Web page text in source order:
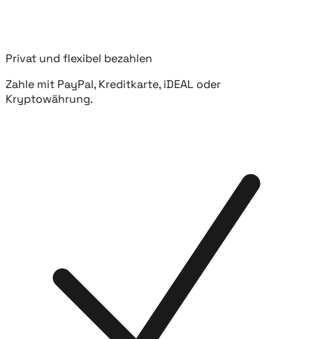
Privat und flexibel bezahlen
Zahle mit PayPal, Kreditkarte, iDEAL oder
Kryptowährung.